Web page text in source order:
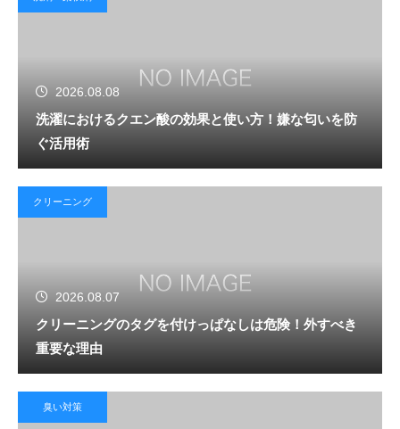
2026.08.08
洗濯におけるクエン酸の効果と使い方！嫌な匂いを防
ぐ活用術
クリーニング
2026.08.07
クリーニングのタグを付けっぱなしは危険！外すべき
重要な理由
臭い対策